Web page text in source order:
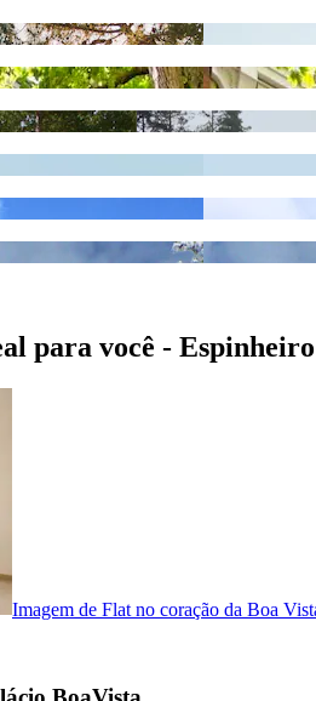
para você - Espinheiro
Imagem de Flat no coração da Boa